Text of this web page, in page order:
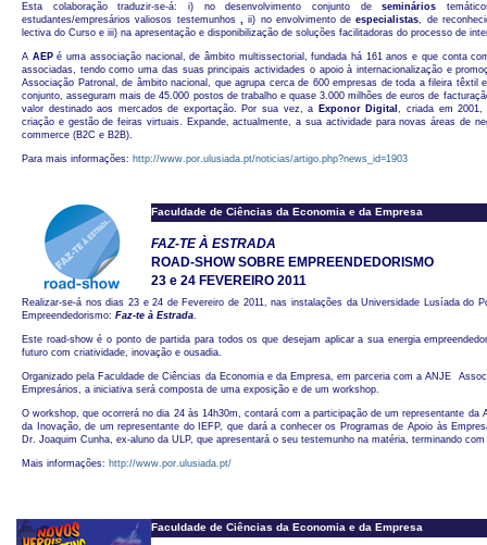
Esta colaboração traduzir-se-á: i) no desenvolvimento conjunto deseminários
estudantes/empresários valiosos testemunhos ,ii) no envolvimento deespecialistas, de
lectiva do Curso e iii) na apresentação e disponibilização de soluções facilitadoras do processo de
A AEPé uma associação nacional, de âmbito multissectorial, fundada há 161 anos e que conta
associadas, tendo como uma das suas principais actividades o apoio à internacionalização e
Associação Patronal, de âmbito nacional, que agrupa cerca de 600 empresas de toda a fileira têxtil
conjunto, asseguram mais de 45.000 postos de trabalho e quase 3.000 milhões de euros de
valor destinado aos mercados de exportação. Por sua vez, a
Exponor Digital, criada em 2001,
criação e gestão de feiras virtuais. Expande, actualmente, a sua actividade para novas áreas de
commerce (B2C e B2B).
Para mais informações: http://www.por.ulusiada.pt/noticias/artigo.php?news_id=1903
Faculdade de Ciências da Economia e da Empresa
FAZ-TE À ESTRADA
ROAD-SHOW SOBRE EMPREENDEDORISMO
23 e 24 FEVEREIRO 2011
Realizar-se-á nos dias 23 e 24 de Fevereiro de 2011, nas instalações da Universidade Lusíada do
Empreendedorismo: Faz-te à Estrada.
Este road-show é o ponto de partida para todos os que desejam aplicar a sua energia
futuro com criatividade, inovação e ousadia.
Organizado pela Faculdade de Ciências da Economia e da Empresa, em parceria com a ANJE 
Empresários, a iniciativa será composta de uma exposição e de um workshop.
O workshop, que ocorrerá no dia 24 às 14h30m, contará com a participação de um representante da
da Inovação, de um representante do IEFP, que dará a conhecer os Programas de Apoio às
Dr. Joaquim Cunha, ex-aluno da ULP, que apresentará o seu testemunho na matéria, terminando
Mais informações: http://www.por.ulusiada.pt/
Faculdade de Ciências da Economia e da Empresa